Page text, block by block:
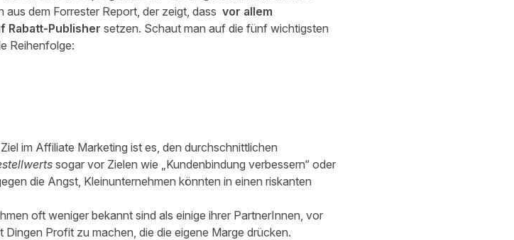
dem Forrester Report, der zeigt, dass vor allem
Rabatt-Publisher setzen. Schaut man auf die fünf wichtigsten
Reihenfolge:
im Affiliate Marketing ist es, den durchschnittlichen
sogar vor Zielen wie „Kundenbindung verbessern“ oder
die Angst, Kleinunternehmen könnten in einen riskanten
oft weniger bekannt sind als einige ihrer PartnerInnen, vor
Profit zu machen, die die eigene Marge drücken.